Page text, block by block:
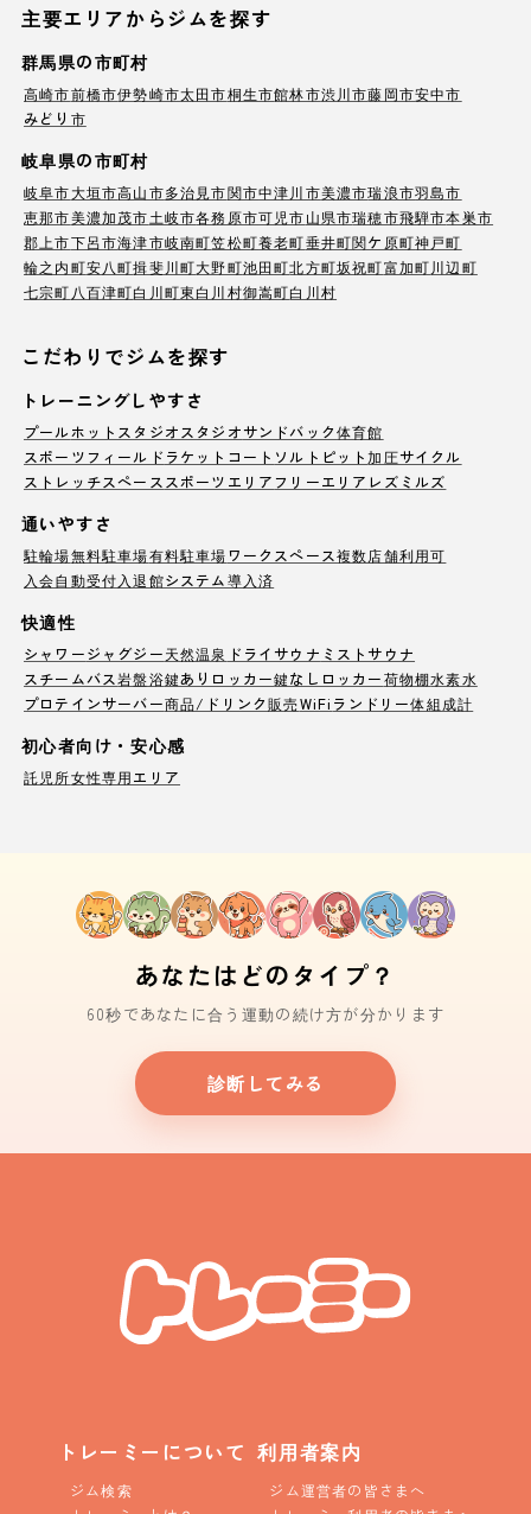
主要エリアからジムを探す
群馬県の市町村
高崎市前橋市伊勢崎市太田市桐生市館林市渋川市藤岡市安中市
みどり市
岐阜県の市町村
岐阜市大垣市高山市多治見市関市中津川市美濃市瑞浪市羽島市
恵那市美濃加茂市土岐市各務原市可児市山県市瑞穂市飛騨市本巣市
郡上市下呂市海津市岐南町笠松町養老町垂井町関ケ原町神戸町
輪之内町安八町揖斐川町大野町池田町北方町坂祝町富加町川辺町
七宗町 八百津町白川町東白川村御嵩町白川村
こだわりでジムを探す
トレーニングしやすさ
プールホットスタジオ スタジオサンドバック体育館
スポーツフィールド ラケットコート ソルトピット加圧サイクル
ストレッチスペース スポーツエリア フリーエリア レズミルズ
通いやすさ
駐輪場無料駐車場有料駐車場ワークスペース複数店舗利用可
入会自動受付 入退館システム導入済
快適性
シャワージャグジー天然温泉 ドライサウナ ミストサウナ
スチームバス岩盤浴鍵ありロッカー鍵なしロッカー荷物棚水素水
プロテインサーバー商品/ドリンク販売WiFi ランドリー体組成計
初心者向け・安心感
託児所女性専用エリア
あなたはどのタイプ？
60秒であなたに合う運動の続け方が分かります
診断してみる
トレーミーについて
ジム検索
利用者案内
ジム運営者の皆さまへ